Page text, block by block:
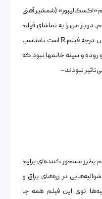
«اکسکالیبور» (شمشیر آهنی
دوبار من را به تماشای فیلم
ببرد، که موضوع کوچکی نیست، چون درجه فیلم R است نامناسب
دل و روده و سینه خانمها نبود که
نبودند–
بطرز مسحور کننده‌ای برایم
در زره‌های براق و
توی این فیلم همه جا